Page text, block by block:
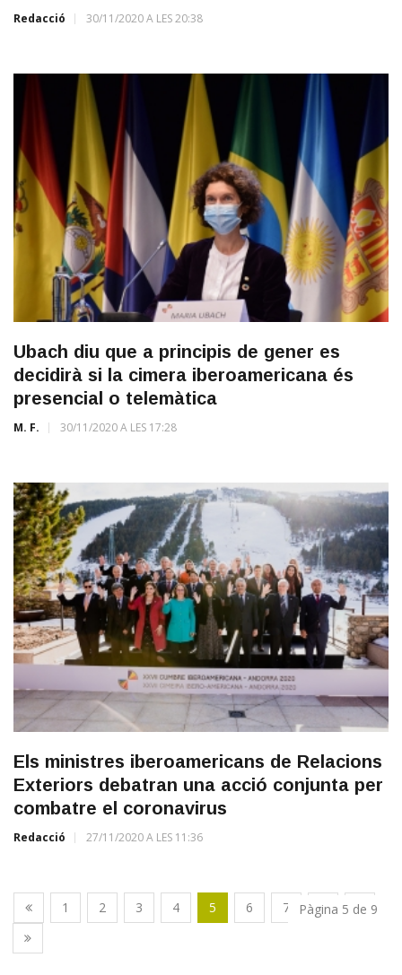
Redacció 30/11/2020 A LES 20:38
Ubach diu que a principis de gener es
decidirà si la cimera iberoamericana és
presencial o telemàtica
M. F. 30/11/2020 A LES 17:28
Els ministres iberoamericans de Relacions
Exteriors debatran una acció conjunta per
combatre el coronavirus
Redacció 27/11/2020 A LES 11:36
1 2 3 4 5 6 7 8 9
Pàgina 5 de 9